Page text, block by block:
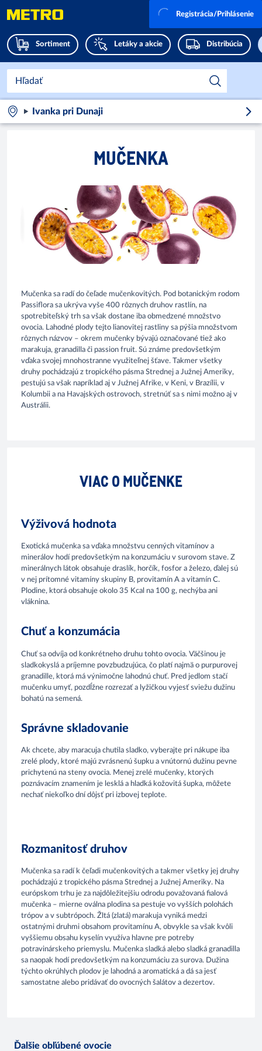
Sortiment Letáky a akcie Distribúcia
Registrácia/Prihlásenie
Ivanka pri Dunaji
MUČENKA
Mučenka sa radí do čeľade mučenkovitých. Pod botanickým rodom
Passiflora sa ukrýva vyše 400 rôznych druhov rastlín, na
spotrebiteľský trh sa však dostane iba obmedzené množstvo
ovocia. Lahodné plody tejto lianovitej rastliny sa pýšia množstvom
rôznych názvov – okrem mučenky bývajú označované tiež ako
marakuja, granadilla či passion fruit. Sú známe predovšetkým
vďaka svojej mnohostranne využiteľnej šťave. Takmer všetky
druhy pochádzajú z tropického pásma Strednej a Južnej Ameriky,
pestujú sa však napríklad aj v Južnej Afrike, v Keni, v Brazílii, v
Kolumbii a na Havajských ostrovoch, stretnúť sa s nimi možno aj v
Austrálii.
VIAC O MUČENKE
Výživová hodnota
Exotická mučenka sa vďaka množstvu cenných vitamínov a
minerálov hodí predovšetkým na konzumáciu v surovom stave. Z
minerálnych látok obsahuje draslík, horčík, fosfor a železo, ďalej sú
v nej prítomné vitamíny skupiny B, provitamín A a vitamín C.
Plodine, ktorá obsahuje okolo 35 Kcal na 100 g, nechýba ani
vláknina.
Chuť a konzumácia
Chuť sa odvíja od konkrétneho druhu tohto ovocia. Väčšinou je
sladkokyslá a príjemne povzbudzujúca, čo platí najmä o purpurovej
granadille, ktorá má výnimočne lahodnú chuť. Pred jedlom stačí
mučenku umyť, pozdĺžne rozrezať a lyžičkou vyjesť sviežu dužinu
bohatú na semená.
Správne skladovanie
Ak chcete, aby maracuja chutila sladko, vyberajte pri nákupe iba
zrelé plody, ktoré majú zvrásnenú šupku a vnútornú dužinu pevne
prichytenú na steny ovocia. Menej zrelé mučenky, ktorých
poznávacím znamením je lesklá a hladká kožovitá šupka, môžete
nechať niekoľko dní dôjsť pri izbovej teplote.
Rozmanitosť druhov
Mučenka sa radí k čeľadi mučenkovitých a takmer všetky jej druhy
pochádzajú z tropického pásma Strednej a Južnej Ameriky. Na
európskom trhu je za najdôležitejšiu odrodu považovaná fialová
mučenka – mierne oválna plodina sa pestuje vo vyšších polohách
trópov a v subtrópoch. Žltá (zlatá) marakuja vyniká medzi
ostatnými druhmi obsahom provitamínu A, obvykle sa však kvôli
vyššiemu obsahu kyselín využíva hlavne pre potreby
potravinárskeho priemyslu. Mučenka sladká alebo sladká granadilla
sa naopak hodí predovšetkým na konzumáciu za surova. Dužina
týchto okrúhlych plodov je lahodná a aromatická a dá sa jesť
samostatne alebo pridávať do ovocných šalátov a dezertov.
Ďalšie obľúbené ovocie